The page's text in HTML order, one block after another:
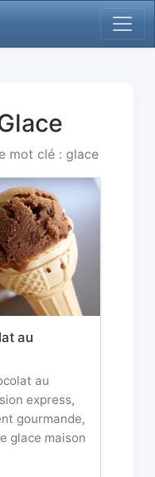
mot clé : glace
au
au
express,
gourmande,
glace maison